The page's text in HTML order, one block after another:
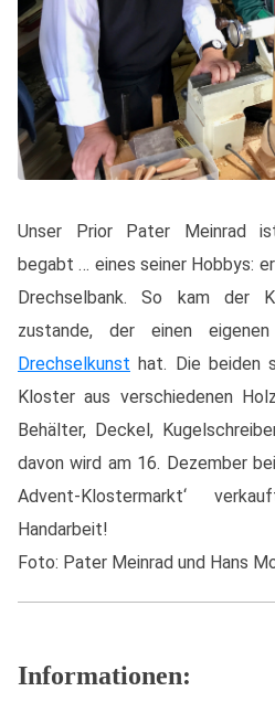
Unser Prior Pater Meinrad
begabt … eines seiner Hobbys:
Drechselbank. So kam der
zustande, der einen
Drechselkunst hat. Die beiden
Kloster aus verschiedenen
Behälter, Deckel,
davon wird am 16. Dezember
Advent-Klostermarkt‘
Handarbeit!
Foto: Pater Meinrad und Hans
Informationen: